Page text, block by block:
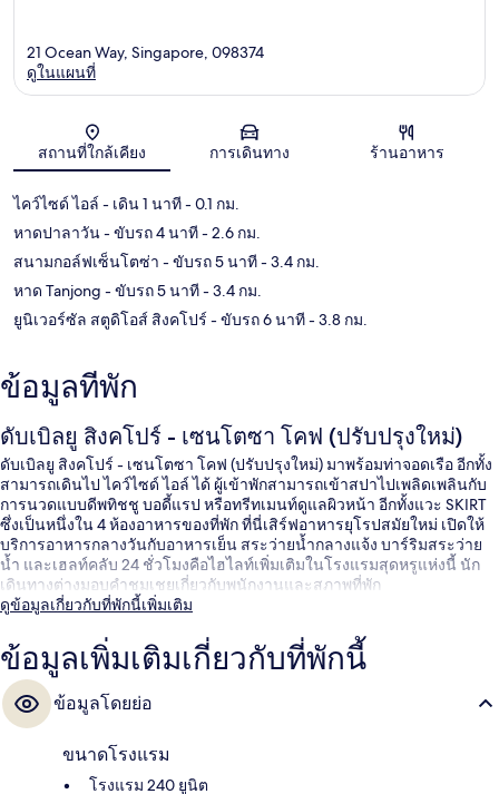
แผนที่
21 Ocean Way, Singapore, 098374
ดูในแผนที่
สถานที่ใกล้เคียง การเดินทาง ร้านอาหาร
ไคว์ไซด์ ไอล์ - เดิน 1 นาที- 0.1 กม.
หาดปาลาวัน- ขับรถ 4 นาที- 2.6 กม.
สนามกอล์ฟเซ็นโตซ่า - ขับรถ 5 นาที- 3.4 กม.
หาด Tanjong - ขับรถ 5 นาที- 3.4 กม.
ยูนิเวอร์ซัล สตูดิโอส์ สิงคโปร์ - ขับรถ 6 นาที- 3.8 กม.
ข้อมูลที่พัก
ดับเบิลยู สิงคโปร์ - เซนโตซา โคฟ (ปรับปรุงใหม่)
ดับเบิลยู สิงคโปร์ - เซนโตซา โคฟ (ปรับปรุงใหม่) มาพร้อมท่าจอดเรือ อีกทั้ง
สามารถเดินไป ไคว์ไซด์ ไอล์ ได้ ผู้เข้าพักสามารถเข้าสปาไปเพลิดเพลินกับ
การนวดแบบดีพทิชชู บอดี้แรป หรือทรีทเมนท์ดูแลผิวหน้า อีกทั้งแวะ SKIRT
ซึ่งเป็นหนึ่งใน 4 ห้องอาหารของที่พัก ที่นี่เสิร์ฟอาหารยุโรปสมัยใหม่ เปิดให้
บริการอาหารกลางวันกับอาหารเย็น สระว่ายน้ำกลางแจ้ง บาร์ริมสระว่าย
น้ำ และเฮลท์คลับ 24 ชั่วโมงคือไฮไลท์เพิ่มเติมในโรงแรมสุดหรูแห่งนี้ นัก
เดินทางต่างมอบคำชมเชยเกี่ยวกับพนักงานและสภาพที่พัก
ดูข้อมูลเกี่ยวกับที่พักนี้เพิ่มเติม
ข้อมูลเพิ่มเติมเกี่ยวกับที่พักนี้
ข้อมูลโดยย่อ
ขนาดโรงแรม
โรงแรม 240 ยูนิต